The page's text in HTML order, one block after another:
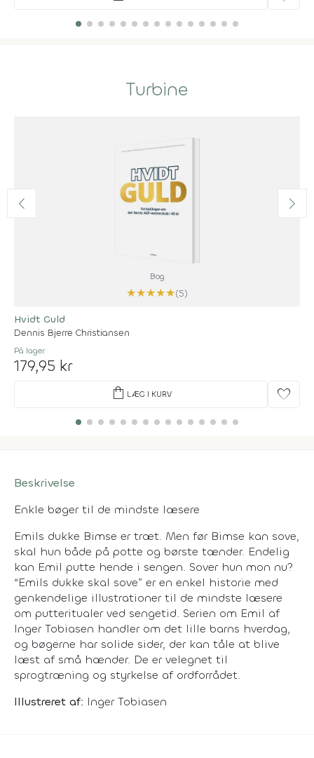
Turbine
Bog
★★★★★(5)
Hvidt Guld
Dennis Bjerre Christiansen
På lager
179,95 kr
shopping_bag LÆG I KURV favorite
Beskrivelse
Enkle bøger til de mindste læsere
Emils dukke Bimse er træt. Men før Bimse kan sove,
skal hun både på potte og børste tænder. Endelig
kan Emil putte hende i sengen. Sover hun mon nu?
“Emils dukke skal sove” er en enkel historie med
genkendelige illustrationer til de mindste læsere
om putteritualer ved sengetid. Serien om Emil af
Inger Tobiasen handler om det lille barns hverdag,
og bøgerne har solide sider, der kan tåle at blive
læst af små hænder. De er velegnet til
sprogtræning og styrkelse af ordforrådet.
Illustreret af: Inger Tobiasen